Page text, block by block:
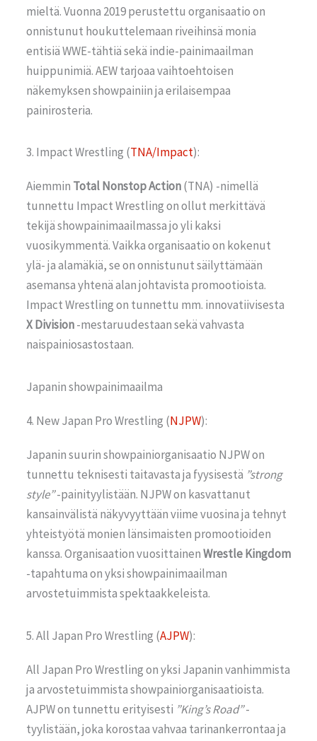
mieltä. Vuonna 2019 perustettu organisaatio on
onnistunut houkuttelemaan riveihinsä monia
entisiä WWE-tähtiä sekä indie-painimaailman
huippunimiä. AEW tarjoaa vaihtoehtoisen
näkemyksen showpainiin ja erilaisempaa
painirosteria.
3. Impact Wrestling (TNA/Impact):
Aiemmin Total Nonstop Action(TNA) -nimellä
tunnettu Impact Wrestling on ollut merkittävä
tekijä showpainimaailmassa jo yli kaksi
vuosikymmentä. Vaikka organisaatio on kokenut
ylä- ja alamäkiä, se on onnistunut säilyttämään
asemansa yhtenä alan johtavista promootioista.
Impact Wrestling on tunnettu mm. innovatiivisesta
X Division-mestaruudestaan sekä vahvasta
naispainiosastostaan.
Japanin showpainimaailma
4. New Japan Pro Wrestling (NJPW):
Japanin suurin showpainiorganisaatio NJPW on
tunnettu teknisesti taitavasta ja fyysisestä ”strong
style”-painityylistään. NJPW on kasvattanut
kansainvälistä näkyvyyttään viime vuosina ja tehnyt
yhteistyötä monien länsimaisten promootioiden
kanssa. Organisaation vuosittainenWrestle Kingdom
-tapahtuma on yksi showpainimaailman
arvostetuimmista spektaakkeleista.
5. All Japan Pro Wrestling (AJPW):
All Japan Pro Wrestling on yksi Japanin vanhimmista
ja arvostetuimmista showpainiorganisaatioista.
AJPW on tunnettu erityisesti ”King’s Road”-
tyylistään, joka korostaa vahvaa tarinankerrontaa ja